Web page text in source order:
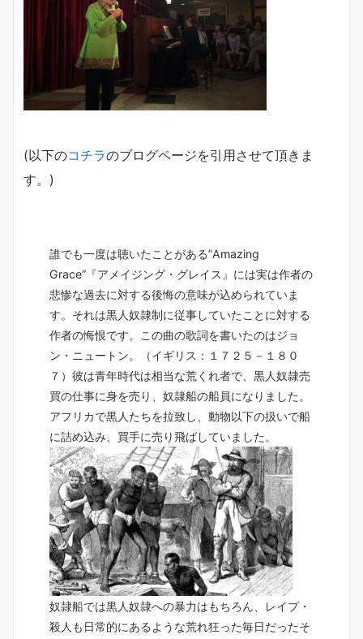
(以下のコチラのブログページを引用させて頂きま
す。)
誰でも一度は聴いたことがある”Amazing
Grace”『アメイジング・グレイス』には実は作者の
悲惨な過去に対する後悔の意味が込められていま
す。 それは黒人奴隷制に従事していたことに対する
作者の悔恨です。
この曲の歌詞を書いたのはジョ
ン・ニュートン。（イギリス：１７２５－１８０
７） 彼は青年時代は相当な荒くれ者で、黒人奴隷売
買の仕事に身を売り、奴隷船の船員になりました。
アフリカで黒人たちを拉致し、動物以下の扱いで船
に詰め込み、買手に売り飛ばしていました。
奴隷船では黒人奴隷への暴力はもちろん、レイプ・
殺人も日常的にあるような荒れ狂った毎日だったそ